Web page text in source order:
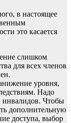
в настоящее
это касается
слишком
для всех членов
уровня,
Надо
инвалидов. Чтобы
дополнительную
доступа, выбор